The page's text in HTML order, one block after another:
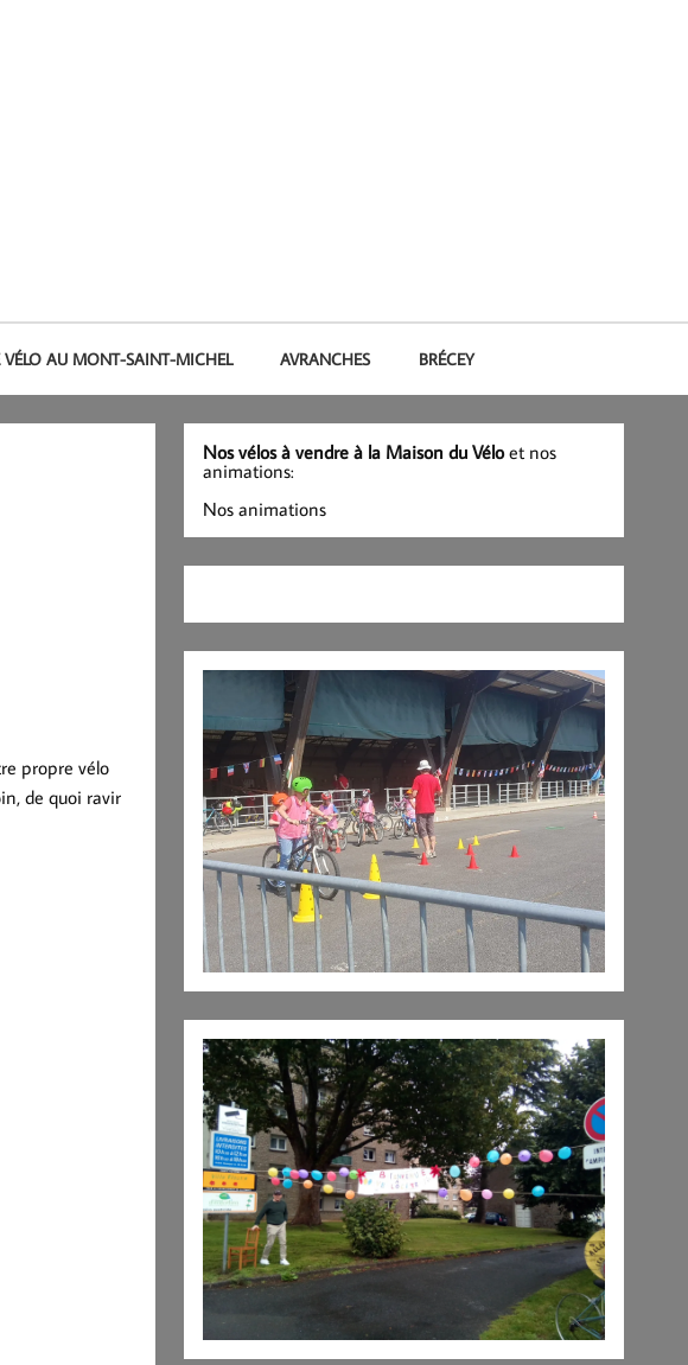
VÉLO AU MONT-SAINT-MICHEL AVRANCHES BRÉCEY
propre vélo
de quoi ravir
Nos vélos à vendre à la Maison du Véloet nos
animations:
Nos animations